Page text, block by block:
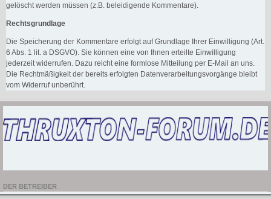
gelöscht werden müssen (z.B. beleidigende Kommentare).
Rechtsgrundlage
Die Speicherung der Kommentare erfolgt auf Grundlage Ihrer Einwilligung (Art.
6 Abs. 1 lit. a DSGVO). Sie können eine von Ihnen erteilte Einwilligung
jederzeit widerrufen. Dazu reicht eine formlose Mitteilung per E-Mail an uns.
Die Rechtmäßigkeit der bereits erfolgten Datenverarbeitungsvorgänge bleibt
vom Widerruf unberührt.
DER BETREIBER